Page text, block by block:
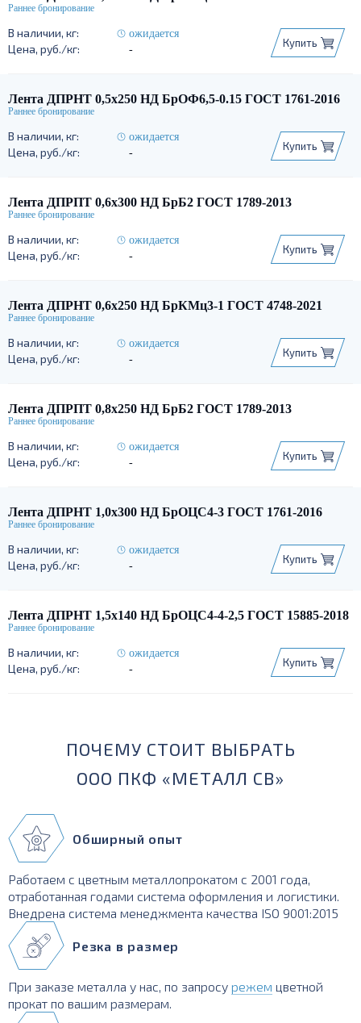
ожидается
-
Купить
Лента ДПРНТ 0,5х250 НД БрОФ6,5-0.15 ГОСТ 1761-2016
ожидается
-
Купить
Лента ДПРПТ 0,6х300 НД БрБ2 ГОСТ 1789-2013
ожидается
-
Купить
Лента ДПРНТ 0,6х250 НД БрКМц3-1 ГОСТ 4748-2021
ожидается
-
Купить
Лента ДПРПТ 0,8х250 НД БрБ2 ГОСТ 1789-2013
ожидается
-
Купить
Лента ДПРНТ 1,0х300 НД БрОЦС4-3 ГОСТ 1761-2016
ожидается
-
Купить
Лента ДПРНТ 1,5х140 НД БрОЦС4-4-2,5 ГОСТ 15885-2018
ожидается
-
Купить
ПОЧЕМУ СТОИТ ВЫБРАТЬ
ООО ПКФ «МЕТАЛЛ СВ»
Обширный опыт
Работаем с цветным металлопрокатом с 2001 года,
отработанная годами система оформления и логистики.
Внедрена система менеджмента качества ISO 9001:2015
Резка в размер
При заказе металла у нас, по запросу режем цветной
прокат по вашим размерам.